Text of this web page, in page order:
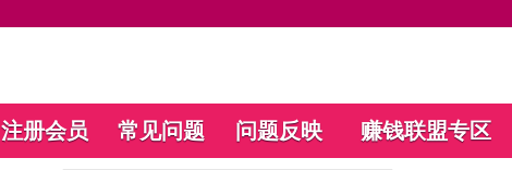
注册会员 常见问题 问题反映 赚钱联盟专区